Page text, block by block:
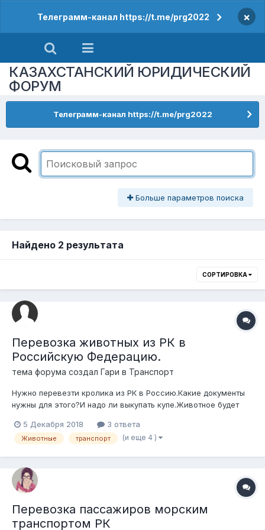
Телеграмм-канал https://t.me/prg2022 ×
КАЗАХСТАНСКИЙ ЮРИДИЧЕСКИЙ
ФОРУМ
Телеграмм-канал https://t.me/prg2022
Больше параметров поиска
Найдено 2 результата
СОРТИРОВКА
Перевозка животных из РК в
Российскую Федерацию.
тема форума создал Гари в Транспорт
Нужно перевезти кролика из РК в Россию.Какие документы
нужны для этого?И надо ли выкупать купе.Животное будет
машине.Очень нужна помощь.
5 Декабря 2018 3 ответа
Животные транспорт (и еще 4 )
Перевозка пассажиров морским
транспортом РК